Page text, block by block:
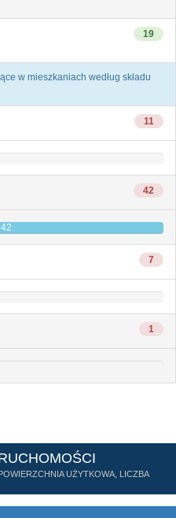
19
w mieszkaniach według składu
11
42
42
7
1
UŻYTKOWA, LICZBA